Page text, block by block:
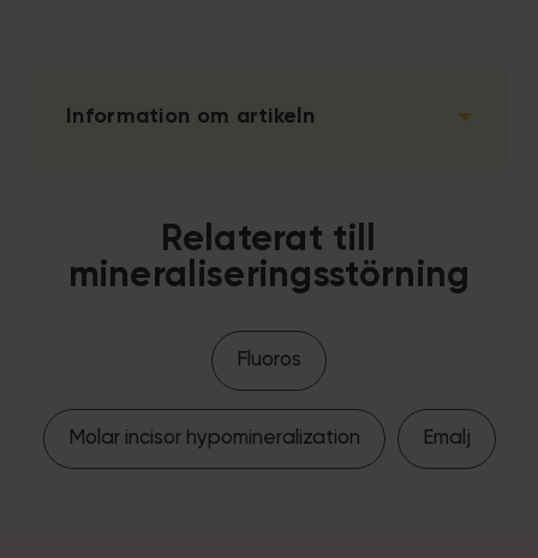
Information om artikeln
Relaterat till
mineraliseringsstörning
Fluoros
Molar incisor hypomineralization Emalj